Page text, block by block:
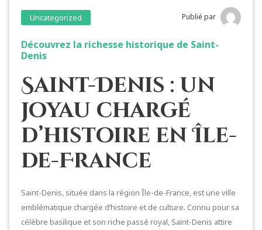
Uncategorized Publié par
Découvrez la richesse historique de Saint-
Denis
Saint-Denis : un
joyau chargé
d’histoire en Île-
de-France
Saint-Denis, située dans la région Île-de-France, est une ville
emblématique chargée d’histoire et de culture. Connu pour sa
célèbre basilique et son riche passé royal, Saint-Denis attire